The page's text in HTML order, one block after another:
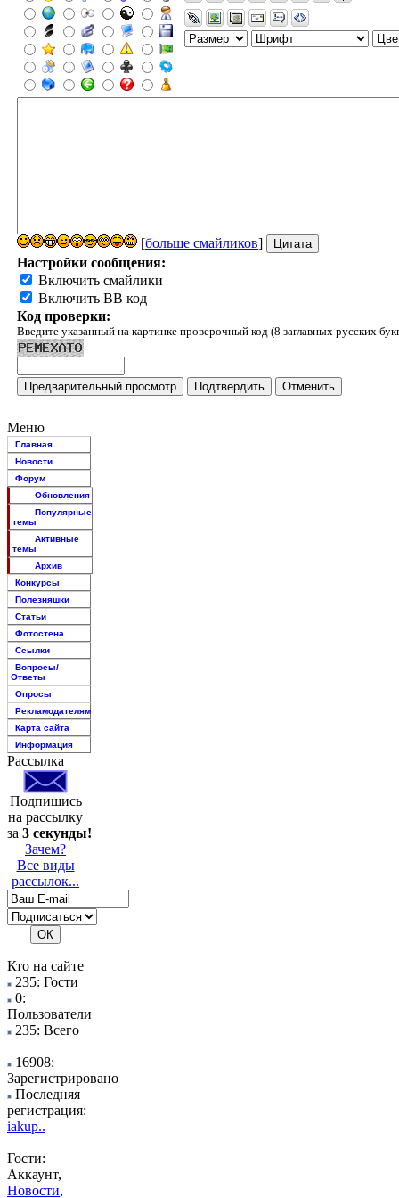
[больше смайликов]
Настройки сообщения:
Включить смайлики
Включить BB код
Код проверки:
Введите указанный на картинке проверочный код (8 заглавных русских
Меню
Главная
Новости
Форум
Обновления
Популярные
темы
Активные
темы
Архив
Конкурсы
Полезняшки
Статьи
Фотостена
Ссылки
Вопросы/
Ответы
Опросы
Рекламодателям
Карта сайта
Информация
Рассылка
Подпишись
на рассылку
за 3 секунды!
Зачем?
Все виды
рассылок...
Кто на сайте
235: Гости
0:
Пользователи
235: Всего
16908:
Зарегистрировано
Последняя
регистрация:
iakup..
Гости:
Аккаунт,
Новости,